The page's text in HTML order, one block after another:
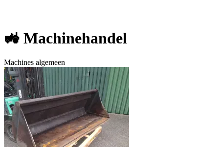
🚜 Machinehandel
Machines algemeen